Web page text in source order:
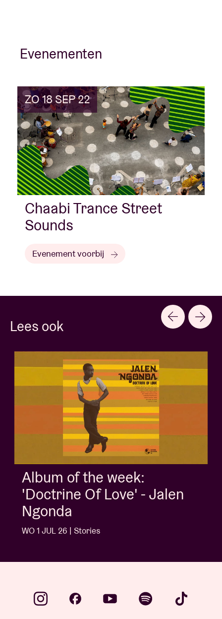
Evenementen
ZO 18 SEP 22
Chaabi Trance Street
Sounds
Evenement voorbij
Lees ook
Album of the week:
'Doctrine Of Love' - Jalen
Ngonda
WO 1 JUL 26 | Stories